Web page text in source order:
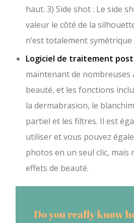
haut. 3) Side shot : Le side
valeur le côté de la
n’est totalement symétrique
Logiciel de traitement
maintenant de nombreuses
beauté, et les fonctions
la dermabrasion, le
partiel et les filtres. Il est
utiliser et vous pouvez
photos en un seul clic, mais
effets de beauté.